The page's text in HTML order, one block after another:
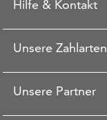
Hilfe & Kontakt
Unsere Zahlarten
Unsere Partner